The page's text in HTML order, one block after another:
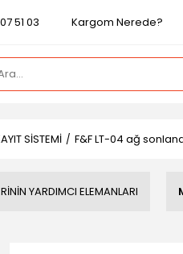
51 03 Kargom Nerede?
SİSTEMİ F&F LT-04 ağ
YARDIMCI ELEMANLARI